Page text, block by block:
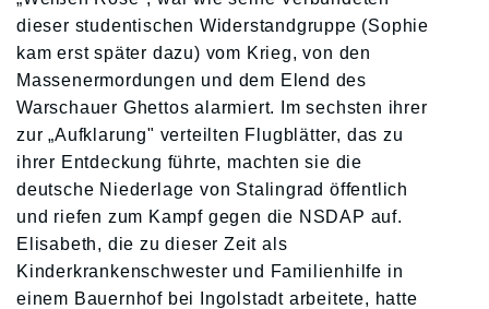
dieser studentischen Widerstandgruppe (Sophie
kam erst später dazu) vom Krieg, von den
Massenermordungen und dem Elend des
Warschauer Ghettos alarmiert. Im sechsten ihrer
zur „Aufklarung" verteilten Flugblätter, das zu
ihrer Entdeckung führte, machten sie die
deutsche Niederlage von Stalingrad öffentlich
und riefen zum Kampf gegen die NSDAP auf.
Elisabeth, die zu dieser Zeit als
Kinderkrankenschwester und Familienhilfe in
einem Bauernhof bei Ingolstadt arbeitete, hatte